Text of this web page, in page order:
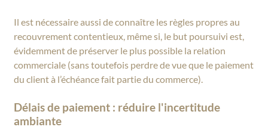
Il est nécessaire aussi de connaître les règles propres au
recouvrement contentieux, même si, le but poursuivi est,
évidemment de préserver le plus possible la relation
commerciale (sans toutefois perdre de vue que le paiement
du client à l’échéance fait partie du commerce).
Délais de paiement : réduire l'incertitude
ambiante